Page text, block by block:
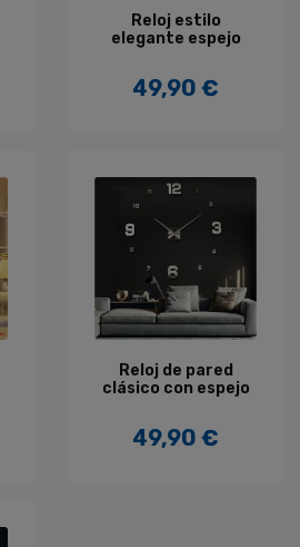
Reloj estilo
elegante espejo
Precio
49,90 €
Reloj de pared
clásico con espejo
Precio
49,90 €